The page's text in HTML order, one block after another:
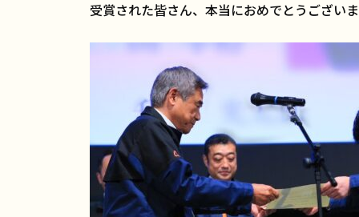
受賞された皆さん、本当におめでとうござい